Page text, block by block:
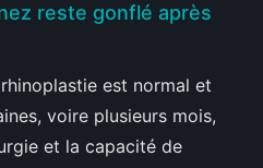
reste gonflé après
est normal et
voire plusieurs mois,
et la capacité de